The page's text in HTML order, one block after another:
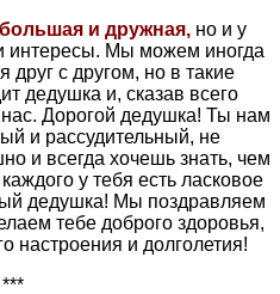
и дружная,но и у
интересы. Мы можем иногда
друг с другом, но в такие
дедушка и, сказав всего
Дорогой дедушка! Ты нам
и рассудительный, не
и всегда хочешь знать, чем
у тебя есть ласковое
дедушка! Мы поздравляем
тебе доброго здоровья,
настроения и долголетия!
***